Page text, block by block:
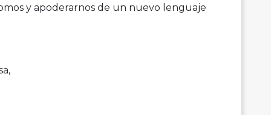
y apoderarnos de un nuevo lenguaje